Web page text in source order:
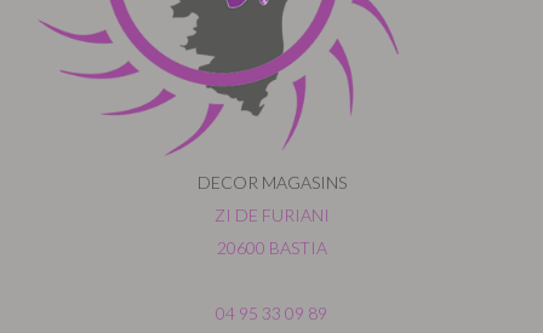
DECOR MAGASINS
ZI DE FURIANI
20600 BASTIA
04 95 33 09 89